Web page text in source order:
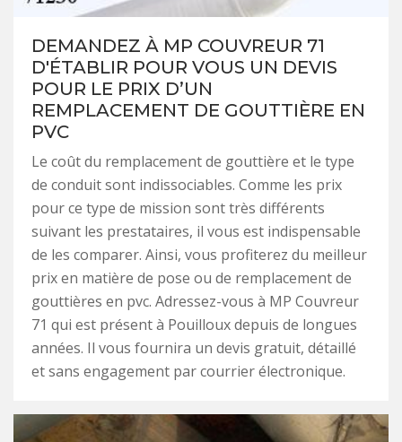
DEMANDEZ À MP COUVREUR 71
D'ÉTABLIR POUR VOUS UN DEVIS
POUR LE PRIX D’UN
REMPLACEMENT DE GOUTTIÈRE EN
PVC
Le coût du remplacement de gouttière et le type
de conduit sont indissociables. Comme les prix
pour ce type de mission sont très différents
suivant les prestataires, il vous est indispensable
de les comparer. Ainsi, vous profiterez du meilleur
prix en matière de pose ou de remplacement de
gouttières en pvc. Adressez-vous à MP Couvreur
71 qui est présent à Pouilloux depuis de longues
années. Il vous fournira un devis gratuit, détaillé
et sans engagement par courrier électronique.